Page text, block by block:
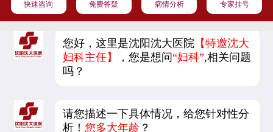
快速咨询 免费答疑 病情分析 专家挂号
您好，这里是沈阳沈大医院 【特邀沈大
妇科主任】
，您是想问“妇科”,相关问题
吗？
请您描述一下具体情况，给您针对性分
析！您多大年龄 ？